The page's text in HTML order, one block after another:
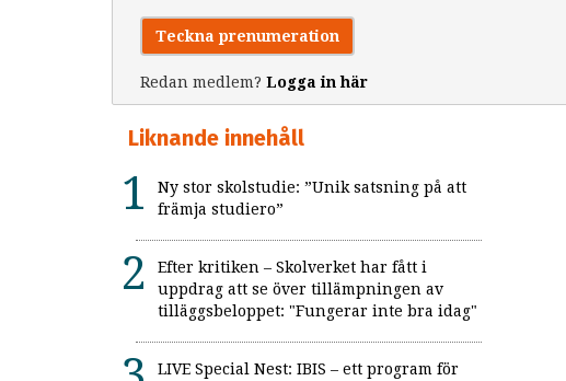
Teckna prenumeration
Redan medlem? Logga in här
Liknande innehåll
Ny stor skolstudie: ”Unik satsning på att
främja studiero”
Efter kritiken – Skolverket har fått i
uppdrag att se över tillämpningen av
tilläggsbeloppet: "Fungerar inte bra idag"
LIVE Special Nest: IBIS – ett program för